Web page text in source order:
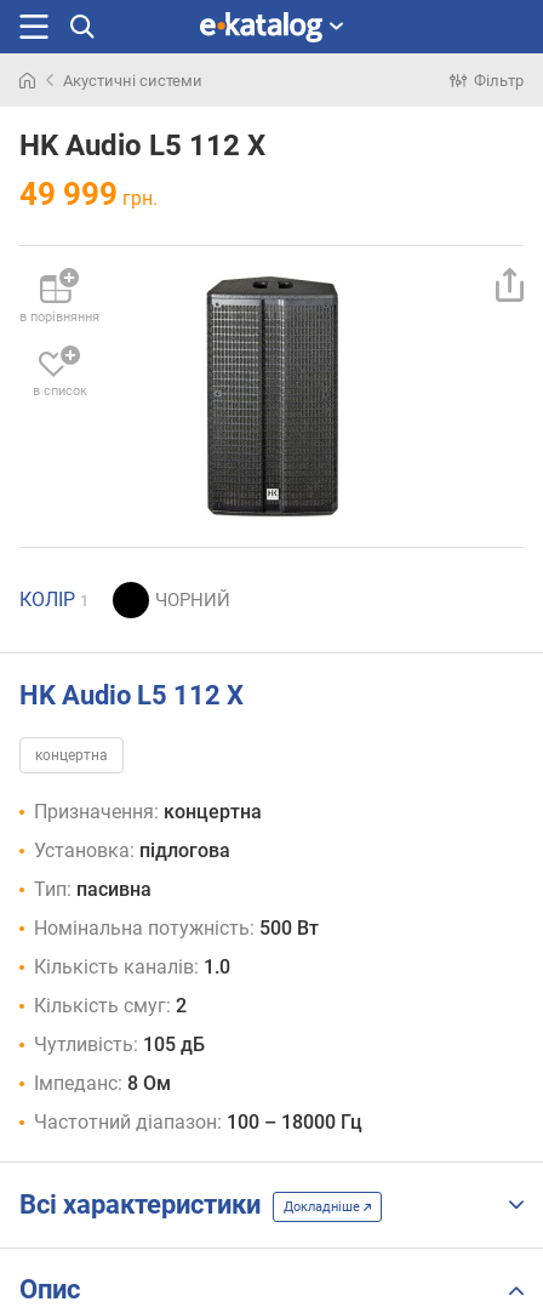
раніше
Акустичні системи Фільтр
HK Audio L5 112 X
49 999 грн.
в порівняння
в список
КОЛІР 1
HK Audio L5 112 X
концертна
Призначення: концертна
Установка: підлогова
Тип: пасивна
Номінальна потужність: 500 Вт
Кількість каналів: 1.0
Кількість смуг: 2
Чутливість: 105 дБ
Імпеданс: 8 Ом
Частотний діапазон: 100 – 18000 Гц
Всі характеристики Докладніше
Опис